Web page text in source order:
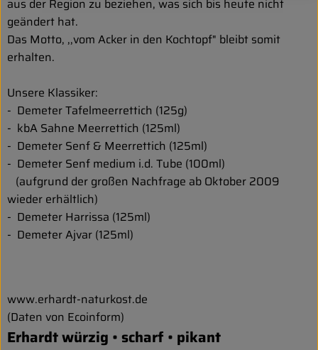
aus der Region zu beziehen, was sich bis heute nicht
geändert hat.
Das Motto, ,,vom Acker in den Kochtopf" bleibt somit
erhalten.
Unsere Klassiker:
- Demeter Tafelmeerrettich (125g)
- kbA Sahne Meerrettich (125ml)
- Demeter Senf & Meerrettich (125ml)
- Demeter Senf medium i.d. Tube (100ml)
(aufgrund der großen Nachfrage ab Oktober 2009
wieder erhältlich)
- Demeter Harrissa (125ml)
- Demeter Ajvar (125ml)
www.erhardt-naturkost.de
(Daten von Ecoinform)
Erhardt würzig • scharf • pikant